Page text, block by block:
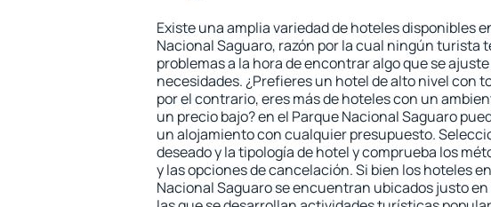
Existe una amplia variedad de hoteles disponibles
Nacional Saguaro, razón por la cual ningún turista
problemas a la hora de encontrar algo que se
necesidades. ¿Prefieres un hotel de alto nivel con
por el contrario, eres más de hoteles con un
un precio bajo? en el Parque Nacional Saguaro
un alojamiento con cualquier presupuesto.
deseado y la tipología de hotel y comprueba los
y las opciones de cancelación. Si bien los hoteles
Nacional Saguaro se encuentran ubicados justo en